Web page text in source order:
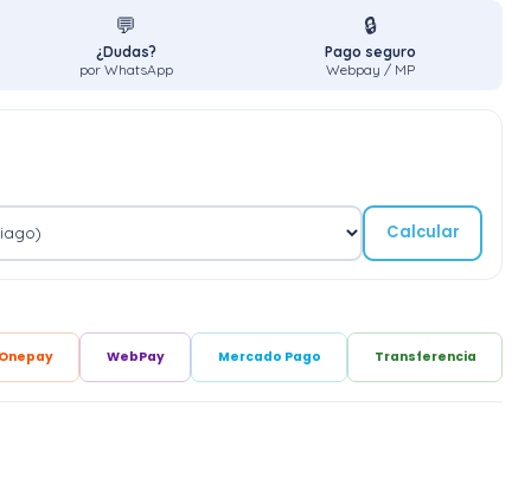
💬
¿Dudas?
por WhatsApp
🔒
Pago seguro
Webpay / MP
Calcular
Onepay WebPay Mercado Pago Transferencia